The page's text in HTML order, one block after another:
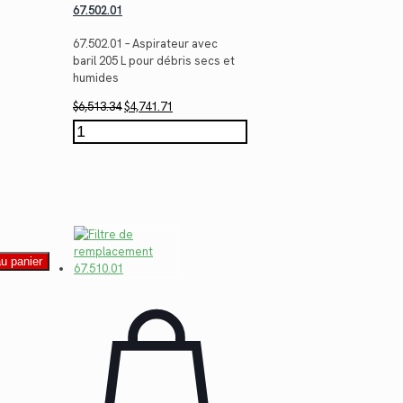
67.502.01
67.502.01 – Aspirateur avec
baril 205 L pour débris secs et
humides
$6,513.34Le
prix
initial
$4,741.71
prix
actuel
quantité
de
panier